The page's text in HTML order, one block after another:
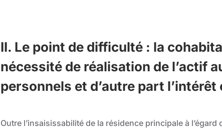
II. Le point de difficulté : la
nécessité de réalisation de l’actif
personnels et d’autre part
Outre l’insaisissabilité de la résidence principale à